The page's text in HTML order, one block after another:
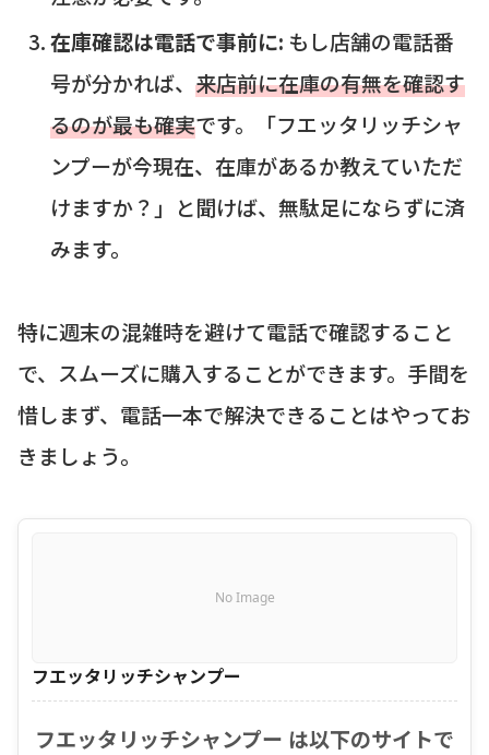
在庫確認は電話で事前に: もし店舗の電話番
号が分かれば、 来店前に在庫の有無を確認す
るのが最も確実です。「フエッタリッチシャ
ンプーが今現在、在庫があるか教えていただ
けますか？」と聞けば、無駄足にならずに済
みます。
特に週末の混雑時を避けて電話で確認すること
で、スムーズに購入することができます。手間を
惜しまず、電話一本で解決できることはやってお
きましょう。
No Image
フエッタリッチシャンプー
フエッタリッチシャンプー は以下のサイトで